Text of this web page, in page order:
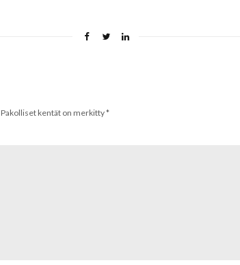
Pakolliset kentät on merkitty*